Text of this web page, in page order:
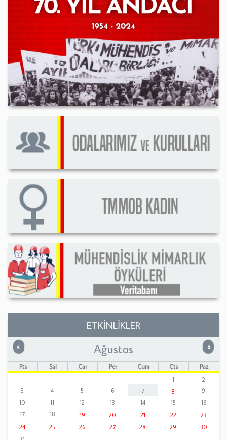
ETKİNLİKLER
« Önceki »
Ağustos
Pts Sal Çar Per Cum Cts
Paz
1
2
3
4 5 6 7 8
9
10
11 12 13 14 15
16
17
18 19 20 21 22
23
24
25 26 27 28 29
30